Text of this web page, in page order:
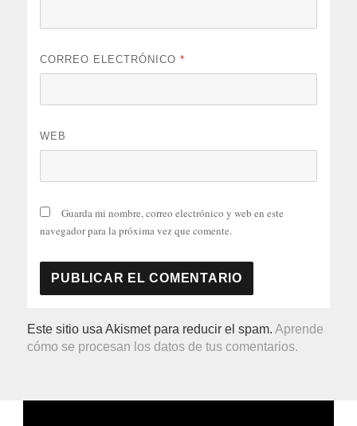
CORREO ELECTRÓNICO*
WEB
Guarda mi nombre, correo electrónico y web en este
navegador para la próxima vez que comente.
Este sitio usa Akismet para reducir el spam.Aprende
cómo se procesan los datos de tus comentarios.